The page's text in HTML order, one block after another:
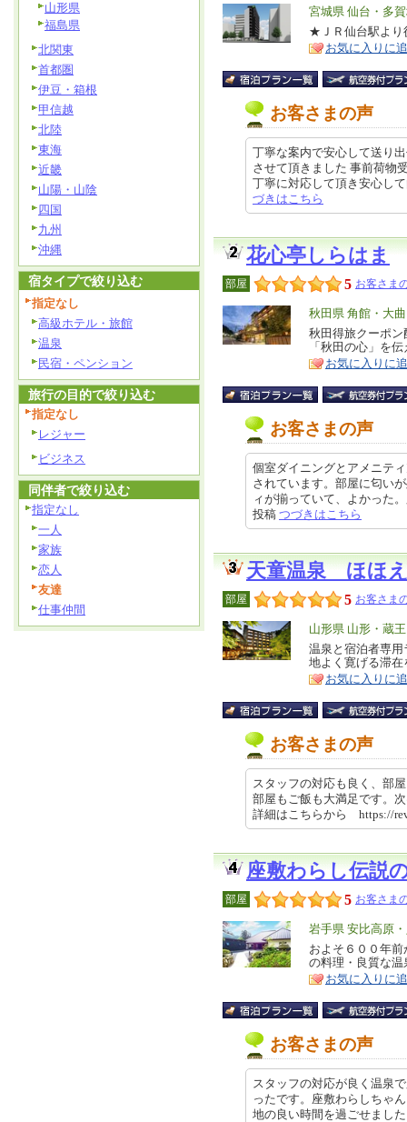
エ
リ
ア
宮城県 仙台・多
特
徴
★ＪＲ仙台駅より
お気に入りに
お客さまの声
丁寧な案内で安心して送り
させて頂きました 事前荷物
丁寧に対応して頂き安心し
づきはこちら
花心亭しらはま
部屋 5 お客さま
エ
リ
ア
秋田県 角館・大
特
徴
秋田得旅クーポ
「秋田の心」を
お気に入りに
お客さまの声
個室ダイニングとアメニテ
されています。部屋に匂い
ィが揃っていて、よかった
投稿 つづきはこちら
天童温泉 ほほ
部屋 5 お客さま
エ
リ
ア
山形県 山形・蔵
特
徴
温泉と宿泊者専
地よく寛げる滞
お気に入りに
お客さまの声
スタッフの対応も良く、部
部屋もご飯も大満足です。
詳細はこちらから https://
座敷わらし伝説
部屋 5 お客さま
エ
リ
ア
岩手県 安比高原
特
徴
およそ６００年
の料理・良質な
お気に入りに
お客さまの声
スタッフの対応が良く温泉
ったです。座敷わらしちゃ
地の良い時間を過ごせまし
山形県
福島県
北関東
首都圏
伊豆・箱根
甲信越
北陸
東海
近畿
山陽・山陰
四国
九州
沖縄
宿タイプで絞り込む
指定なし
高級ホテル・旅館
温泉
民宿・ペンション
旅行の目的で絞り込む
指定なし
レジャー
ビジネス
同伴者で絞り込む
指定なし
一人
家族
恋人
友達
仕事仲間